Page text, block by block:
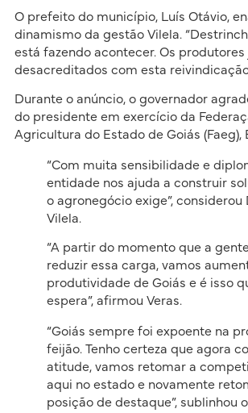
O prefeito do município, Luís Otávio,
dinamismo da gestão Vilela.
está fazendo acontecer. Os produtores
desacreditados com esta
Durante o anúncio, o governador
do presidente em exercício da
Agricultura do Estado de Goiás (Faeg),
“Com muita sensibilidade e
entidade nos ajuda a construir
o agronegócio exige”, considerou
Vilela.
“A partir do momento que a
reduzir essa carga, vamos
produtividade de Goiás e é isso
espera”, afirmou Veras.
“Goiás sempre foi expoente na
feijão. Tenho certeza que agora
atitude, vamos retomar a
aqui no estado e novamente
posição de destaque”, sublinhou